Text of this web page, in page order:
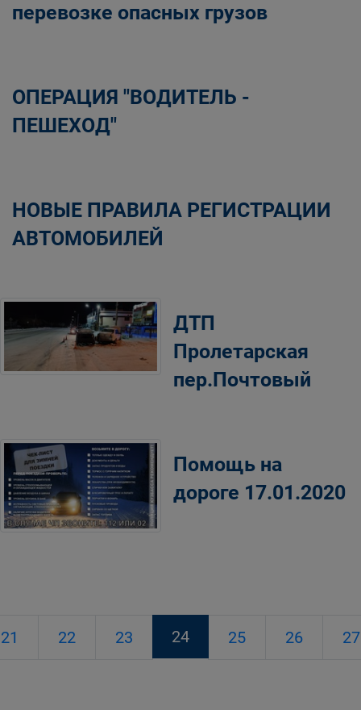
перевозке опасных грузов
ОПЕРАЦИЯ "ВОДИТЕЛЬ -
ПЕШЕХОД"
НОВЫЕ ПРАВИЛА РЕГИСТРАЦИИ
АВТОМОБИЛЕЙ
ДТП
Пролетарская
пер.Почтовый
Помощь на
дороге 17.01.2020
21 22 23 24 25 26 27